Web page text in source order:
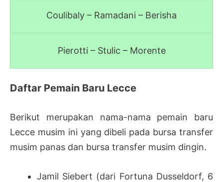
Coulibaly – Ramadani – Berisha
Pierotti – Stulic – Morente
Daftar Pemain Baru Lecce
Berikut merupakan nama-nama pemain baru
Lecce musim ini yang dibeli pada bursa transfer
musim panas dan bursa transfer musim dingin.
Jamil Siebert (dari Fortuna Dusseldorf, 6